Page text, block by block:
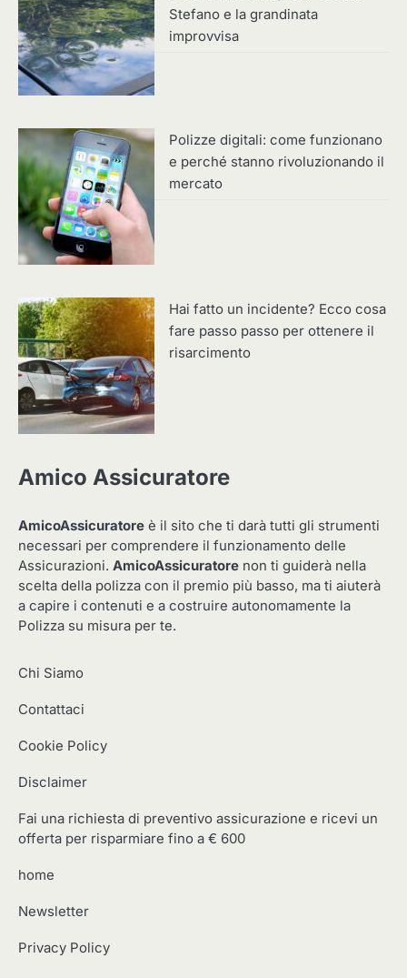
Stefano e la grandinata
improvvisa
Polizze digitali: come funzionano
e perché stanno rivoluzionando il
mercato
Hai fatto un incidente? Ecco cosa
fare passo passo per ottenere il
risarcimento
Amico Assicuratore
AmicoAssicuratore è il sito che ti darà tutti gli strumenti
necessari per comprendere il funzionamento delle
Assicurazioni. AmicoAssicuratore non ti guiderà nella
scelta della polizza con il premio più basso, ma ti aiuterà
a capire i contenuti e a costruire autonomamente la
Polizza su misura per te.
Chi Siamo
Contattaci
Cookie Policy
Disclaimer
Fai una richiesta di preventivo assicurazione e ricevi un
offerta per risparmiare fino a € 600
home
Newsletter
Privacy Policy